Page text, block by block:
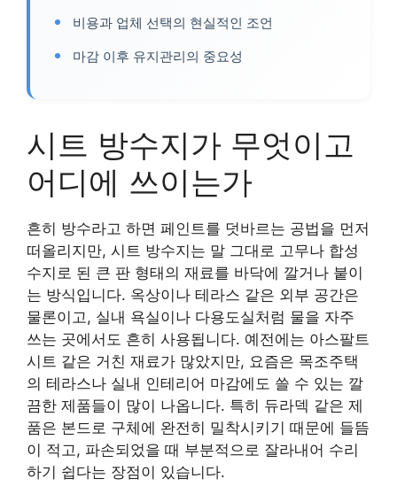
비용과 업체 선택의 현실적인 조언
마감 이후 유지관리의 중요성
시트 방수지가 무엇이고
어디에 쓰이는가
흔히 방수라고 하면 페인트를 덧바르는 공법을 먼저
떠올리지만, 시트 방수지는 말 그대로 고무나 합성
수지로 된 큰 판 형태의 재료를 바닥에 깔거나 붙이
는 방식입니다. 옥상이나 테라스 같은 외부 공간은
물론이고, 실내 욕실이나 다용도실처럼 물을 자주
쓰는 곳에서도 흔히 사용됩니다. 예전에는 아스팔트
시트 같은 거친 재료가 많았지만, 요즘은 목조주택
의 테라스나 실내 인테리어 마감에도 쓸 수 있는 깔
끔한 제품들이 많이 나옵니다. 특히 듀라덱 같은 제
품은 본드로 구체에 완전히 밀착시키기 때문에 들뜸
이 적고, 파손되었을 때 부분적으로 잘라내어 수리
하기 쉽다는 장점이 있습니다.